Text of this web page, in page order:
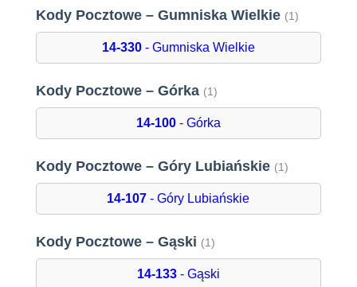
Kody Pocztowe – Gumniska Wielkie (1)
14-330- Gumniska Wielkie
Kody Pocztowe – Górka (1)
14-100- Górka
Kody Pocztowe – Góry Lubiańskie (1)
14-107 - Góry Lubiańskie
Kody Pocztowe – Gąski (1)
14-133- Gąski